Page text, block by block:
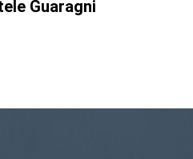
Guaragni